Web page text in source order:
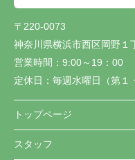
〒220-0073
神奈川県横浜市西区岡野１
営業時間： 9:00～19：00
定休日： 毎週水曜日（第１
トップページ
スタッフ